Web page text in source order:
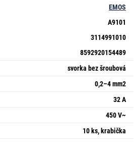
EMOS
A9101
3114991010
8592920154489
svorka bez šroubová
0,2–4 mm2
32 A
450 V~
10 ks, krabička